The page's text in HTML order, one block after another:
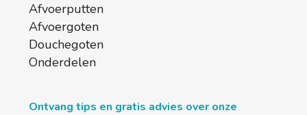
Afvoerputten
Afvoergoten
Douchegoten
Onderdelen
Ontvang tips en gratis advies over onze